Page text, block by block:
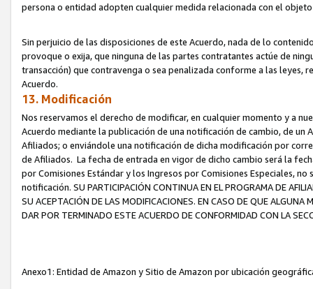
persona o entidad adopten cualquier medida relacionada con el
Sin perjuicio de las disposiciones de este Acuerdo, nada de lo
provoque o exija, que ninguna de las partes contratantes actúe de
transacción) que contravenga o sea penalizada conforme a las leyes,
Acuerdo.
13. Modificación
Nos reservamos el derecho de modificar, en cualquier momento y a
Acuerdo mediante la publicación de una notificación de cambio, de
Afiliados; o enviándole una notificación de dicha modificación por
de Afiliados. La fecha de entrada en vigor de dicho cambio será la
por Comisiones Estándar y los Ingresos por Comisiones Especiales,
notificación. SU PARTICIPACIÓN CONTINUA EN EL PROGRAMA DE
SU ACEPTACIÓN DE LAS MODIFICACIONES. EN CASO DE QUE ALGUNA
DAR POR TERMINADO ESTE ACUERDO DE CONFORMIDAD CON LA
Anexo1: Entidad de Amazon y Sitio de Amazon por ubicación